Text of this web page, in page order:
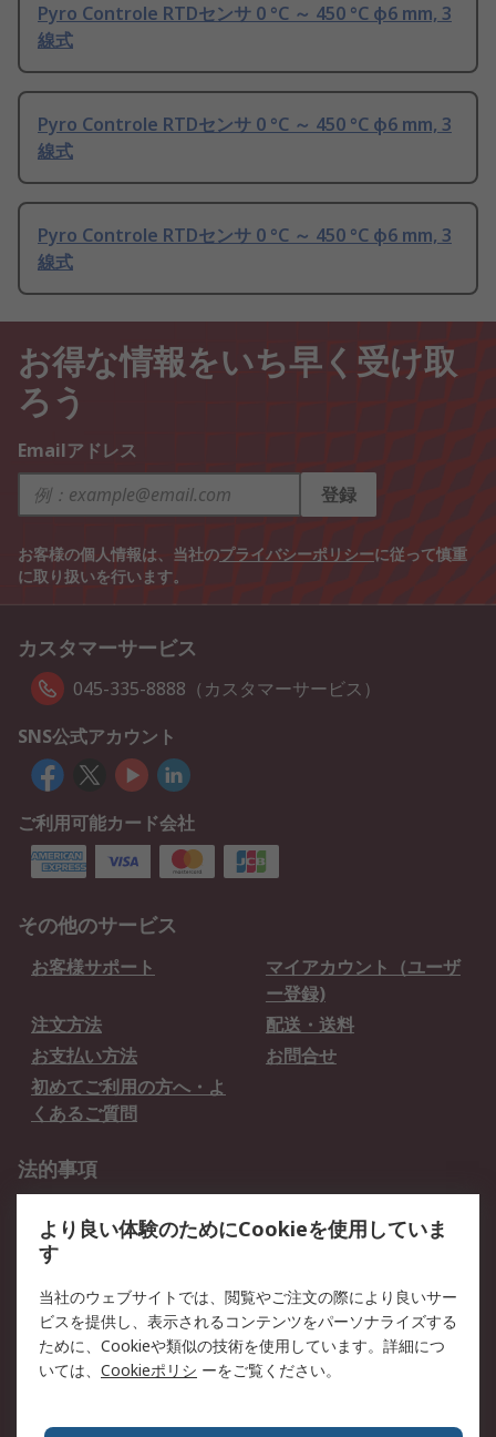
Pyro Controle RTDセンサ 0 °C ～ 450 °C φ6 mm, 3
線式
Pyro Controle RTDセンサ 0 °C ～ 450 °C φ6 mm, 3
線式
Pyro Controle RTDセンサ 0 °C ～ 450 °C φ6 mm, 3
線式
お得な情報をいち早く受け取
ろう
Emailアドレス
登録
お客様の個人情報は、当社のプライバシーポリシーに従って慎重
に取り扱いを行います。
カスタマーサービス
045-335-8888（カスタマーサービス）
SNS公式アカウント
ご利用可能カード会社
その他のサービス
お客様サポート
マイアカウント（ユーザ
ー登録)
注文方法
配送・送料
お支払い方法
お問合せ
初めてご利用の方へ・よ
くあるご質問
法的事項
クッキーポリシー
RSについて
会社概要
採用情報
プレスリリース＆お知ら
コーポレートサイト
全世界のRS RSの歴史
より良い体験のためにCookieを使用していま
す
当社のウェブサイトでは、閲覧やご注文の際により良いサー
ビスを提供し、表示されるコンテンツをパーソナライズする
ために、Cookieや類似の技術を使用しています。詳細につ
いては、 Cookieポリシ ーをご覧ください。